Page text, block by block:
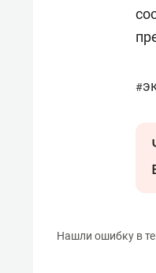
#
Нашли ошибку в